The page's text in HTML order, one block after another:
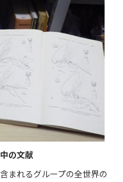
の文献
まれるグループの全世界の